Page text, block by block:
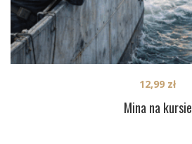
Mina na kursie
12,99 zł